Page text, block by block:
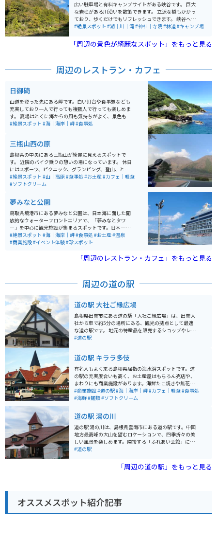
広い駐車場と有料キャンプサイトがある峡谷です。 巨大
な岩柱がある川沿いを散策できます。 立派な橋もかかっ
ており、歩くだけでもリフレッシュできます。 峡谷へ向
かう途中に無人の小さい神社がありました。 近くには小
という看板があったので注意が必要かもしれません。
#絶景スポット #湖｜川｜滝#神社｜寺院#林道#キャンプ場
「周辺の景色が綺麗なスポット」をもっと見る
周辺のレストラン・カフェ
日御碕
山道を登った先にある岬です。白い灯台や食事処なども
充実しており一人で行っても複数人で行っても楽しめま
す。 夏場はとくに海からの風も気持ちがよく、景色も良
いため絶景スポットとしても有名です。 出雲大社も近く
#絶景スポット #海｜海岸｜岬#食事処
三瓶山西の原
島根県の中央にある三瓶山が綺麗に見えるスポットで
す。 近隣のバイク乗りの憩いの場になっています。 休日
にはスポーツ、ピクニック、グランピング、登山、と
色々な事をしてる人がいます。 駐車場は広く近くにはお
店（山の駅）もあるので便利です。いい休憩ポイントで
#絶景スポット #山｜高原#食事処 #お土産#カフェ｜軽食
#ソフトクリーム
夢みなと公園
鳥取県境港市にある夢みなと公園は、日本海に面した開
放的なウォーターフロントエリアで、「夢みなとタワ
ー」を中心に観光施設が集まるスポットです。日本一低
いタワーとして知られる展望施設からは港や海を一望で
き、ゆったりとした景色を楽しめます。周辺には温泉施
開放感があり、バイクでの立ち寄りにも適しており、ツ
ーリングの休憩や景色を楽しむスポットとしてもおすす
めです。
#絶景スポット #海｜海岸｜岬#食事処 #お土産#温泉
#商業施設#イベント体験#珍スポット
「周辺のレストラン・カフェ」をもっと見る
周辺の道の駅
道の駅 大社ご縁広場
島根県出雲市にある道の駅「大社ご縁広場」は、出雲大
社から車で約5分の場所にある、観光の拠点として最適
な道の駅です。 地元の特産品を販売するショップやレス
トランがあり、食事やお土産選びに困ることはありませ
ねており、散策も楽しめます。 バイク駐車場は、屋根付
きのスペースが用意されているので、天候を気にせず観
光できます。無料で利用できるので、ツーリングの休憩
にも最適です。 出雲大社周辺は、交通量が多く、駐車場
を探すのに苦労することもあります。道の駅大社ご縁広
場は、無料で利用できる駐車場があるので、ここに車を
#道の駅
道の駅 キララ多伎
有名人もよく来る島根県屈指の海水浴スポットです。道
の駅の充実度合いも高く、お土産屋はもちろん売店や、
まわりにも商業施設があります。海鮮たこ焼きや無花果
ソフトクリームが人気です。景色もよくインスタ映えす
るスポットもあり、島根県の海岸線をツーリングするな
#商業施設#道の駅#海｜海岸｜岬#カフェ｜軽食#食事処
#海鮮#麺類#ソフトクリーム
道の駅 湯の川
道の駅 湯の川は、島根県雲南市にある道の駅です。中国
地方最高峰の大山を望むロケーションで、四季折々の美
しい風景を楽しめます。隣接する「ふれあい会館」に
は、食事処や特産品販売所があり、地元の味が楽しめま
や、山陰の海の幸を使った料理です。 バイクで訪れる際
は、道の駅に隣接する駐車場にバイク専用の駐車スペー
で巡ってみるのもおすすめです。道の駅では、地元産の
新鮮な野菜や果物が販売されているので、お土産にいか
がでしょうか。特に、雲南産のぶどうは有名で、秋には
#道の駅
「周辺の道の駅」をもっと見る
オススメスポット紹介記事